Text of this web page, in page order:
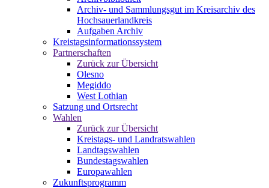
Archiv- und Sammlungsgut im Kreisarchiv des
Hochsauerlandkreis
Aufgaben Archiv
Kreistagsinformationssystem
Partnerschaften
Zurück zur Übersicht
Olesno
Megiddo
West Lothian
Satzung und Ortsrecht
Wahlen
Zurück zur Übersicht
Kreistags- und Landratswahlen
Landtagswahlen
Bundestagswahlen
Europawahlen
Zukunftsprogramm